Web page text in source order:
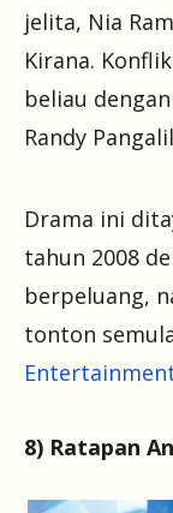
jelita, Nia
Kirana.
beliau
Randy
Drama ini
tahun 2008
berpeluang,
tonton
8) Ratapan